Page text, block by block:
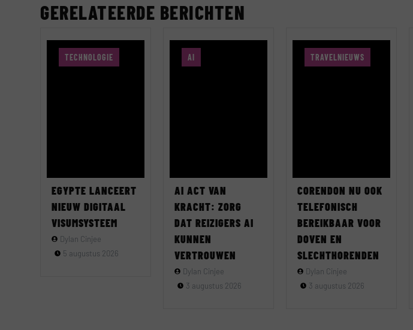
GERELATEERDE BERICHTEN
TECHNOLOGIE
EGYPTE LANCEERT
NIEUW DIGITAAL
VISUMSYSTEEM
Dylan Cinjee
5 augustus 2026
AI
AI ACT VAN
KRACHT: ZORG
DAT REIZIGERS AI
KUNNEN
VERTROUWEN
Dylan Cinjee
3 augustus 2026
TRAVELNIEUWS
CORENDON NU OOK
TELEFONISCH
BEREIKBAAR VOOR
DOVEN EN
SLECHTHORENDEN
Dylan Cinjee
3 augustus 2026